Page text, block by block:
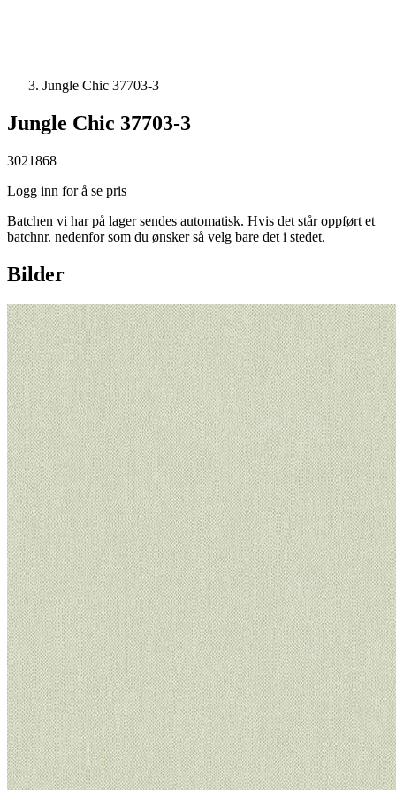
Jungle Chic 37703-3
Jungle Chic 37703-3
3021868
Logg inn for å se pris
Batchen vi har på lager sendes automatisk. Hvis det står oppført et
batchnr. nedenfor som du ønsker så velg bare det i stedet.
Bilder